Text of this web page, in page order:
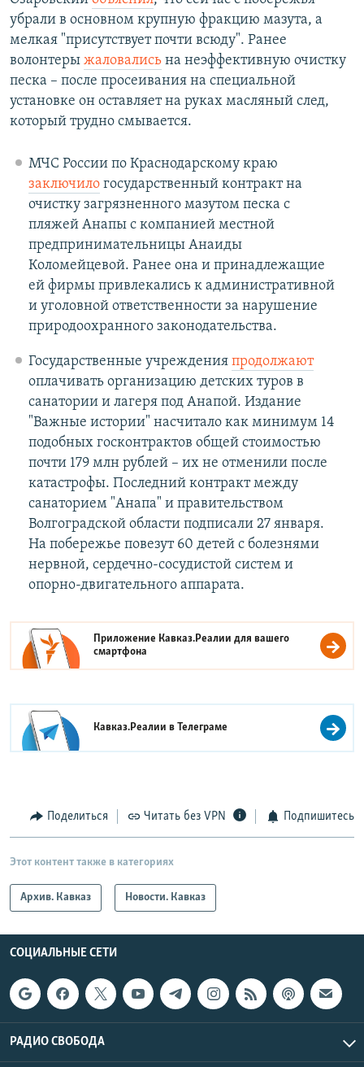
убрали в основном крупную фракцию мазута, а
мелкая "присутствует почти всюду". Ранее
волонтеры жаловались на неэффективную очистку
песка – после просеивания на специальной
установке он оставляет на руках масляный след,
который трудно смывается.
МЧС России по Краснодарскому краю
заключилогосударственный контракт на
очистку загрязненного мазутом песка с
пляжей Анапы с компанией местной
предпринимательницы Анаиды
Коломейцевой. Ранее она и принадлежащие
ей фирмы привлекались к административной
и уголовной ответственности за нарушение
природоохранного законодательства.
Государственные учреждения продолжают
оплачивать организацию детских туров в
санатории и лагеря под Анапой. Издание
"Важные истории" насчитало как минимум 14
подобных госконтрактов общей стоимостью
почти 179 млн рублей – их не отменили после
катастрофы. Последний контракт между
санаторием "Анапа" и правительством
Волгоградской области подписали 27 января.
На побережье повезут 60 детей с болезнями
нервной, сердечно-сосудистой систем и
опорно-двигательного аппарата.
Приложение Кавказ.Реалии для вашего
смартфона
Кавказ.Реалии вТелеграме
Поделиться Читать без VPN Подпишитесь
Этот контент также в категориях
Архив. Кавказ Новости. Кавказ
СОЦИАЛЬНЫЕ СЕТИ
РАДИО СВОБОДА